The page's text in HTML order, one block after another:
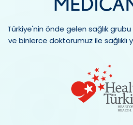
Türkiye'nin önde gelen sağlık
ve binlerce doktorumuz ile sağlıklı